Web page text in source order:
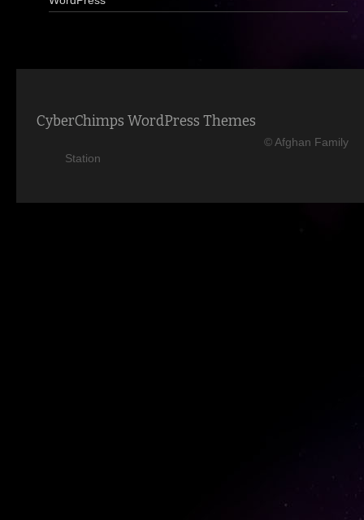
CyberChimps WordPress Themes
© Afghan Family
Station